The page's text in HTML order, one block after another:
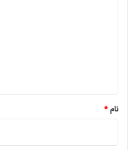
نام*